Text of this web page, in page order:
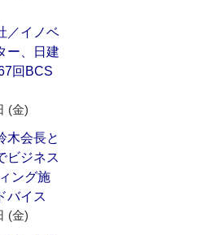
／イノベ
ー、日建
回BCS
(金)
木会長と
ビジネス
ング施
バイス
(金)